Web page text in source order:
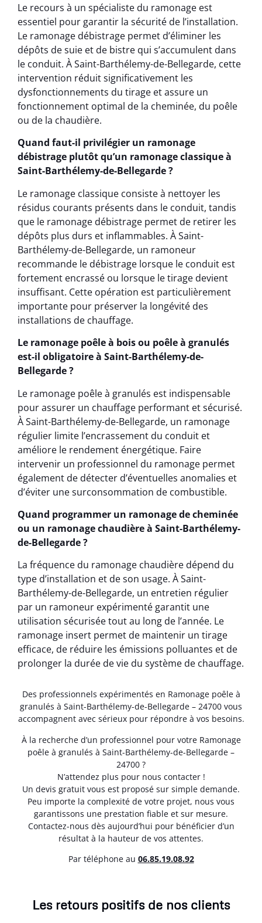
Le recours à un spécialiste du ramonage est
essentiel pour garantir la sécurité de l’installation.
Le ramonage débistrage permet d’éliminer les
dépôts de suie et de bistre qui s’accumulent dans
le conduit. À Saint-Barthélemy-de-Bellegarde, cette
intervention réduit significativement les
dysfonctionnements du tirage et assure un
fonctionnement optimal de la cheminée, du poêle
ou de la chaudière.
Quand faut-il privilégier un ramonage
débistrage plutôt qu’un ramonage classique à
Saint-Barthélemy-de-Bellegarde ?
Le ramonage classique consiste à nettoyer les
résidus courants présents dans le conduit, tandis
que le ramonage débistrage permet de retirer les
dépôts plus durs et inflammables. À Saint-
Barthélemy-de-Bellegarde, un ramoneur
recommande le débistrage lorsque le conduit est
fortement encrassé ou lorsque le tirage devient
insuffisant. Cette opération est particulièrement
importante pour préserver la longévité des
installations de chauffage.
Le ramonage poêle à bois ou poêle à granulés
est-il obligatoire à Saint-Barthélemy-de-
Bellegarde ?
Le ramonage poêle à granulés est indispensable
pour assurer un chauffage performant et sécurisé.
À Saint-Barthélemy-de-Bellegarde, un ramonage
régulier limite l’encrassement du conduit et
améliore le rendement énergétique. Faire
intervenir un professionnel du ramonage permet
également de détecter d’éventuelles anomalies et
d’éviter une surconsommation de combustible.
Quand programmer un ramonage de cheminée
ou un ramonage chaudière à Saint-Barthélemy-
de-Bellegarde ?
La fréquence du ramonage chaudière dépend du
type d’installation et de son usage. À Saint-
Barthélemy-de-Bellegarde, un entretien régulier
par un ramoneur expérimenté garantit une
utilisation sécurisée tout au long de l’année. Le
ramonage insert permet de maintenir un tirage
efficace, de réduire les émissions polluantes et de
prolonger la durée de vie du système de chauffage.
Des professionnels expérimentés en Ramonage poêle à
granulés à Saint-Barthélemy-de-Bellegarde – 24700 vous
accompagnent avec sérieux pour répondre à vos besoins.
À la recherche d’un professionnel pour votre Ramonage
poêle à granulés à Saint-Barthélemy-de-Bellegarde –
24700 ?
N’attendez plus pour nous contacter !
Un devis gratuit vous est proposé sur simple demande.
Peu importe la complexité de votre projet, nous vous
garantissons une prestation fiable et sur mesure.
Contactez-nous dès aujourd’hui pour bénéficier d’un
résultat à la hauteur de vos attentes.
Par téléphone au 06.85.19.08.92
Les retours positifs de nos clients